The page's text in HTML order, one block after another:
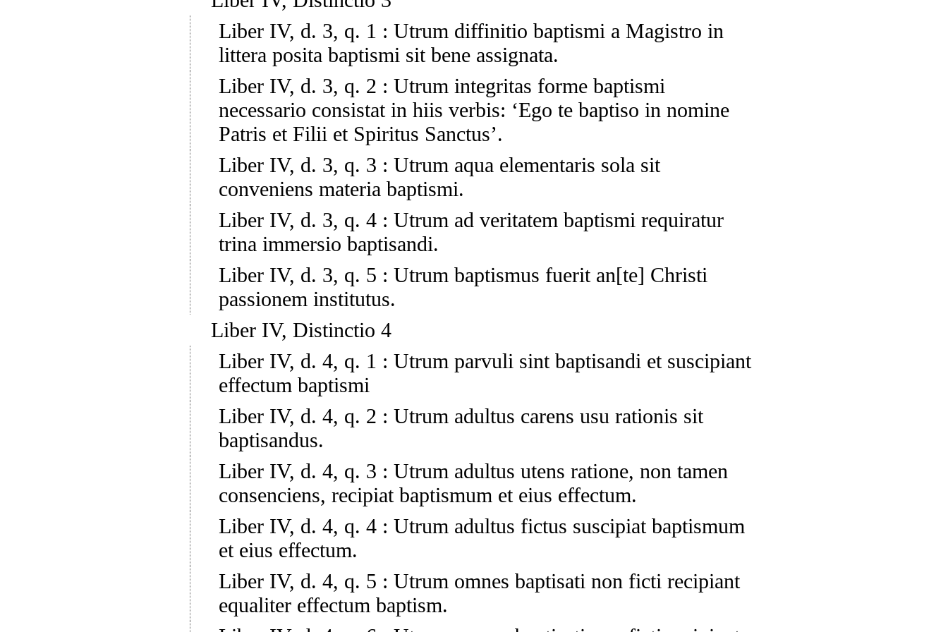
Liber IV, d. 3, q. 1 : Utrum diffinitio baptismi a Magistro in
littera posita baptismi sit bene assignata.
Liber IV, d. 3, q. 2 : Utrum integritas forme baptismi
necessario consistat in hiis verbis: ‘Ego te baptiso in nomine
Patris et Filii et Spiritus Sanctus’.
Liber IV, d. 3, q. 3 : Utrum aqua elementaris sola sit
conveniens materia baptismi.
Liber IV, d. 3, q. 4: Utrum ad veritatem baptismi requiratur
trina immersio baptisandi.
Liber IV, d. 3, q. 5 : Utrum baptismus fuerit an[te] Christi
passionem institutus.
Liber IV, Distinctio 4
Liber IV, d. 4, q. 1 : Utrum parvuli sint baptisandi et suscipiant
effectum baptismi
Liber IV, d. 4, q. 2 : Utrum adultus carens usu rationis sit
baptisandus.
Liber IV, d. 4, q. 3 : Utrum adultus utens ratione, non tamen
consenciens, recipiat baptismum et eius effectum.
Liber IV, d. 4, q. 4: Utrum adultus fictus suscipiat baptismum
et eius effectum.
Liber IV, d. 4, q. 5 : Utrum omnes baptisati non ficti recipiant
equaliter effectum baptism.